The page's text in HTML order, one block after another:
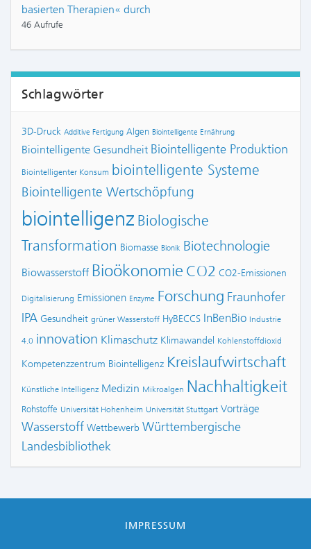
basierten Therapien« durch
46 Aufrufe
Schlagwörter
3D-Druck Additive Fertigung Algen Biointelligente Ernährung
Biointelligente Gesundheit Biointelligente Produktion
Biointelligenter Konsum biointelligente Systeme
Biointelligente Wertschöpfung
biointelligenz Biologische
Transformation Biomasse Bionik Biotechnologie
Biowasserstoff Bioökonomie CO2 CO2-Emissionen
Digitalisierung Emissionen Enzyme Forschung Fraunhofer
IPA Gesundheit grüner Wasserstoff HyBECCS InBenBio Industrie
4.0 innovation Klimaschutz Klimawandel Kohlenstoffdioxid
Kompetenzzentrum Biointelligenz Kreislaufwirtschaft
Künstliche Intelligenz Medizin Mikroalgen Nachhaltigkeit
Rohstoffe Universität Hohenheim Universität Stuttgart Vorträge
Wasserstoff Wettbewerb Württembergische
Landesbibliothek
IMPRESSUM